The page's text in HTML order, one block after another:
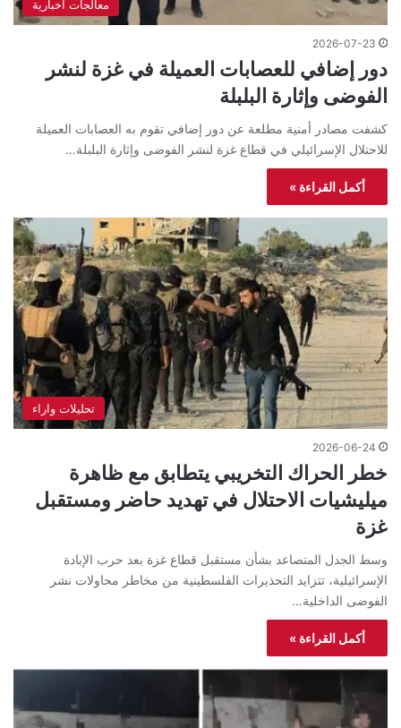
معالجات اخبارية
2026-07-23
دور إضافي للعصابات العميلة في غزة لنشر
الفوضى وإثارة البلبلة
كشفت مصادر أمنية مطلعة عن دور إضافي تقوم به العصابات العميلة
للاحتلال الإسرائيلي في قطاع غزة لنشر الفوضى وإثارة البلبلة…
أكمل القراءة »
تحليلات واراء
2026-06-24
خطر الحراك التخريبي يتطابق مع ظاهرة
ميليشيات الاحتلال في تهديد حاضر ومستقبل
غزة
وسط الجدل المتصاعد بشأن مستقبل قطاع غزة بعد حرب الإبادة
الإسرائيلية، تتزايد التحذيرات الفلسطينية من مخاطر محاولات نشر
الفوضى الداخلية…
أكمل القراءة »